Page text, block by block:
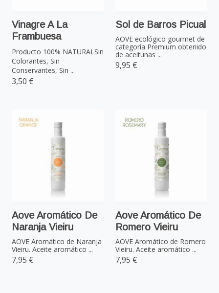
Vinagre A La
Frambuesa
Producto 100% NATURALSin
Colorantes, Sin
Conservantes, Sin ...
3,50 €
Sol de Barros Picual
AOVE ecológico gourmet de
categoría Premium obtenido
de aceitunas ...
9,95 €
Aove Aromático De
Naranja Vieiru
AOVE Aromático de Naranja
Vieiru. Aceite aromático ...
7,95 €
Aove Aromático De
Romero Vieiru
AOVE Aromático de Romero
Vieiru. Aceite aromático ...
7,95 €